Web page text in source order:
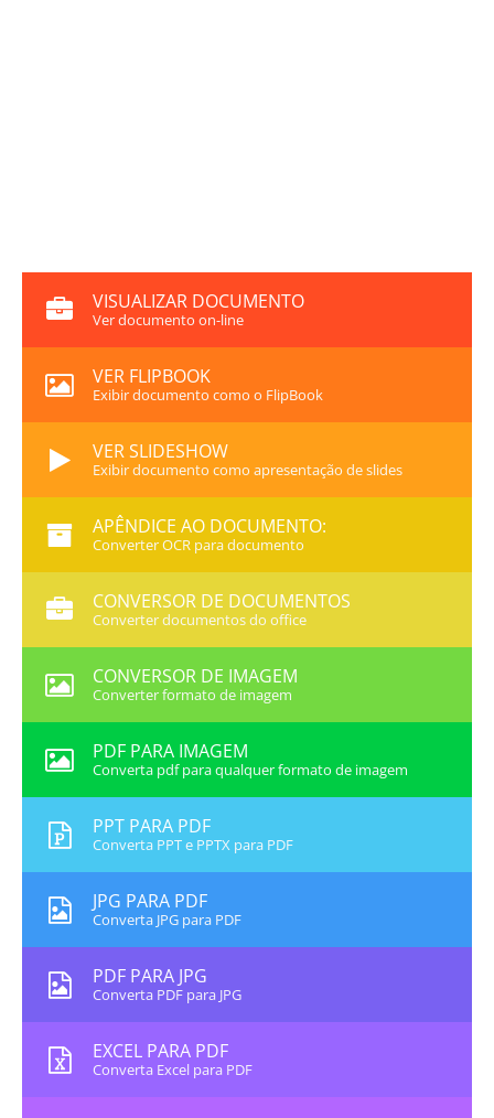
VISUALIZAR DOCUMENTO
Ver documento on-line
VER FLIPBOOK
Exibir documento como o FlipBook
VER SLIDESHOW
Exibir documento como apresentação de slides
APÊNDICE AO DOCUMENTO:
Converter OCR para documento
CONVERSOR DE DOCUMENTOS
Converter documentos do office
CONVERSOR DE IMAGEM
Converter formato de imagem
PDF PARA IMAGEM
Converta pdf para qualquer formato de imagem
PPT PARA PDF
Converta PPT e PPTX para PDF
JPG PARA PDF
Converta JPG para PDF
PDF PARA JPG
Converta PDF para JPG
EXCEL PARA PDF
Converta Excel para PDF